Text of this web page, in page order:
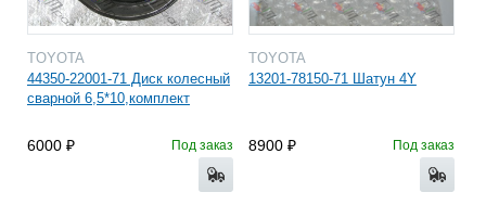
TOYOTA
44350-22001-71 Диск колесный
сварной 6,5*10,комплект
6000 Под заказ
TOYOTA
13201-78150-71 Шатун 4Y
8900 Под заказ